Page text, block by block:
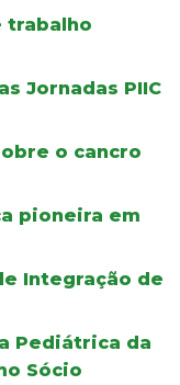
trabalho
Jornadas PIIC
o cancro
pioneira em
Integração de
Pediátrica da
Sócio